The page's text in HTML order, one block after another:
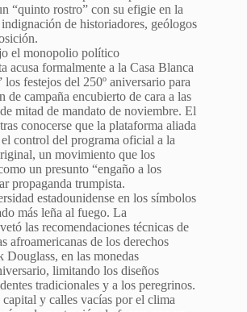
“quinto rostro” con su efigie en la
de historiadores, geólogos
el monopolio político
acusa formalmente a la Casa Blanca
los festejos del 250º aniversario para
de campaña encubierto de cara a las
mitad de mandato de noviembre. El
conocerse que la plataforma aliada
control del programa oficial a la
un movimiento que los
un presunto “engaño a los
propaganda trumpista.
estadounidense en los símbolos
más leña al fuego. La
las recomendaciones técnicas de
afroamericanas de los derechos
en las monedas
limitando los diseños
tradicionales y a los peregrinos.
y calles vacías por el clima